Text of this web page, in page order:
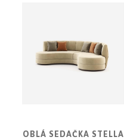
OBLÁ SEDAČKA STELLA